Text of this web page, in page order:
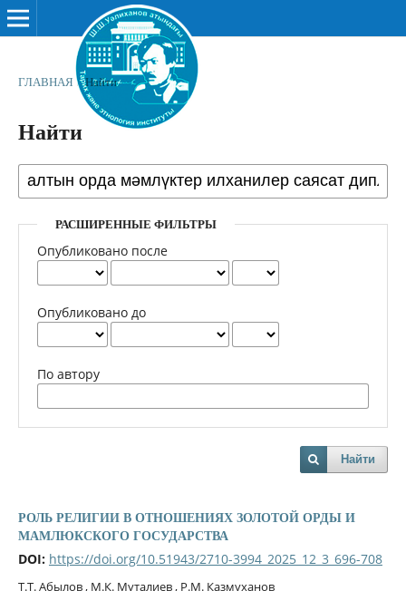
ГЛАВНАЯ / Найти
Найти
РАСШИРЕННЫЕ ФИЛЬТРЫ
Опубликовано после
Опубликовано до
По автору
Найти
РОЛЬ РЕЛИГИИ В ОТНОШЕНИЯХ ЗОЛОТОЙ ОРДЫ И
МАМЛЮКСКОГО ГОСУДАРСТВА
DOI: https://doi.org/10.51943/2710-3994_2025_12_3_696-708
Т.Т. Абылов , М.К. Муталиев , Р.М. Казмуханов